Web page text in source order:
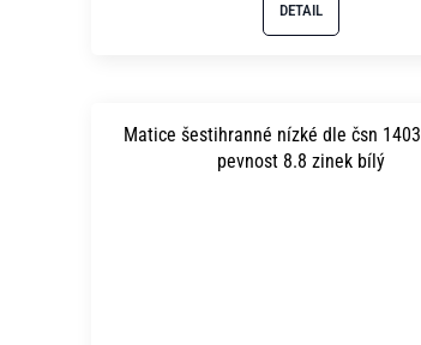
DETAIL
Matice šestihranné nízké dle čsn 1403 m24x2
pevnost 8.8 zinek bílý